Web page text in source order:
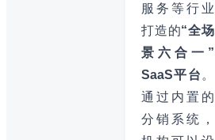
服务等行业
打造的“全场
景六合一”
SaaS平台 。
通过内置的
分销系统，